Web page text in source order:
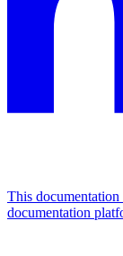
This
documentation